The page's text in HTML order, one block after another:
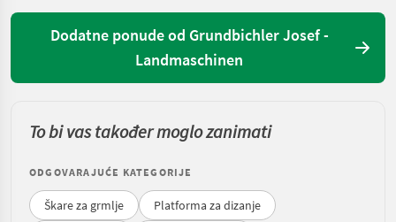
Dodatne ponude od Grundbichler Josef -
Landmaschinen
To bi vas također moglo zanimati
ODGOVARAJUĆE KATEGORIJE
Škare za grmlje
Platforma za dizanje